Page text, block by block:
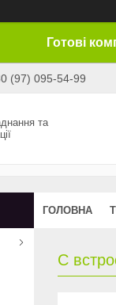
Готові
(97) 095-54-99
та
ГОЛОВНА
С